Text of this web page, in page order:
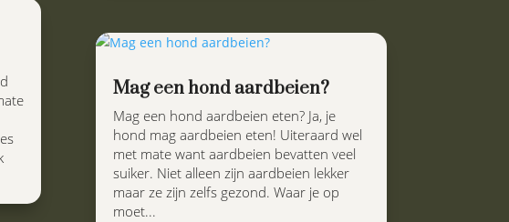
Mag een hond aardbeien?
Mag een hond aardbeien eten? Ja, je
hond mag aardbeien eten! Uiteraard wel
met mate want aardbeien bevatten veel
suiker. Niet alleen zijn aardbeien lekker
maar ze zijn zelfs gezond. Waar je op
moet...